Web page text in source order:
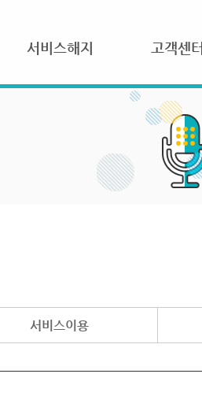
서비스해지 고객센터
서비스이용